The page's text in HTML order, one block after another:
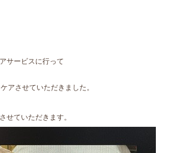
サービスに行って
させていただきました。
せていただきます。